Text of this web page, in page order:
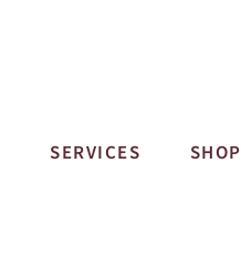
SERVICES SHOP